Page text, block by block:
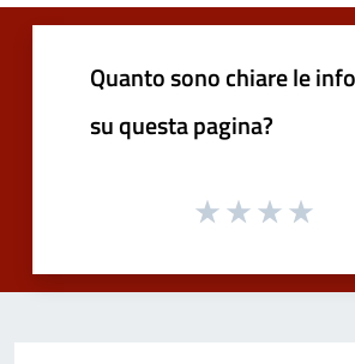
Quanto sono chiare le
su questa pagina?